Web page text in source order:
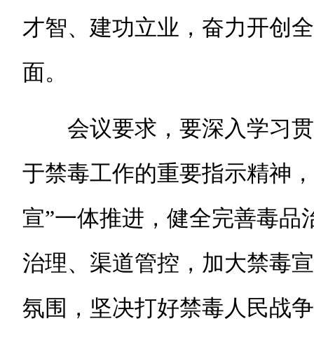
才智、建功立业，奋力开创
面。
会议要求，要深入学习贯
于禁毒工作的重要指示精神
宣”一体推进，健全完善毒品
治理、渠道管控，加大禁毒
氛围，坚决打好禁毒人民战